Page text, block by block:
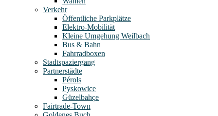
Verkehr
Öffentliche Parkplätze
Elektro-Mobilität
Kleine Umgehung Weilbach
Bus & Bahn
Fahrradboxen
Stadtspaziergang
Partnerstädte
Pérols
Pyskowice
Güzelbahçe
Fairtrade-Town